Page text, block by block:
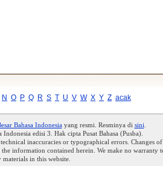
N O P Q R S T U V W X Y Z acak
Bahasa Indonesiayang resmi. Resminya di sini
Indonesia edisi 3. Hak cipta Pusat Bahasa (Pusba).
inaccuracies or typographical errors. Changes of
information contained herein. We make no warranty
materials in this website.